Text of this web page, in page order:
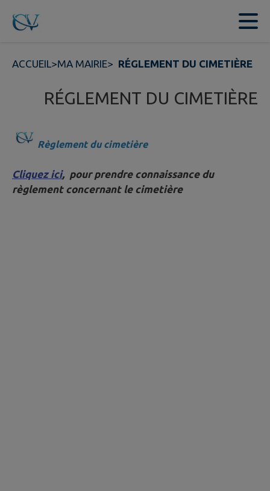
Contenu
ACCUEIL>MA MAIRIE> RÉGLEMENT DU CIMETIÈRE
RÉGLEMENT DU CIMETIÈRE
Règlement du cimetière
Cliquez ici, pour prendre connaissance du
règlement concernant le cimetière